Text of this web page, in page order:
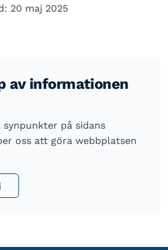
20 maj 2025
av informationen
på sidans
oss att göra webbplatsen